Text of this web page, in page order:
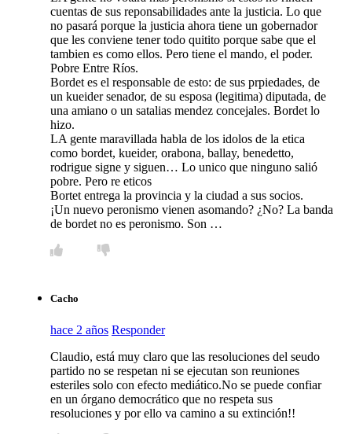
cuentas de sus reponsabilidades ante la justicia. Lo que
no pasará porque la justicia ahora tiene un gobernador
que les conviene tener todo quitito porque sabe que el
tambien es como ellos. Pero tiene el mando, el poder.
Pobre Entre Ríos.
Bordet es el responsable de esto: de sus prpiedades, de
un kueider senador, de su esposa (legitima) diputada, de
una amiano o un satalias mendez concejales. Bordet lo
hizo.
LA gente maravillada habla de los idolos de la etica
como bordet, kueider, orabona, ballay, benedetto,
rodrigue signe y siguen… Lo unico que ninguno salió
pobre. Pero re eticos
Bortet entrega la provincia y la ciudad a sus socios.
¡Un nuevo peronismo vienen asomando? ¿No? La banda
de bordet no es peronismo. Son …
Cacho
hace 2 años Responder
Claudio, está muy claro que las resoluciones del seudo
partido no se respetan ni se ejecutan son reuniones
esteriles solo con efecto mediático.No se puede confiar
en un órgano democrático que no respeta sus
resoluciones y por ello va camino a su extinción!!